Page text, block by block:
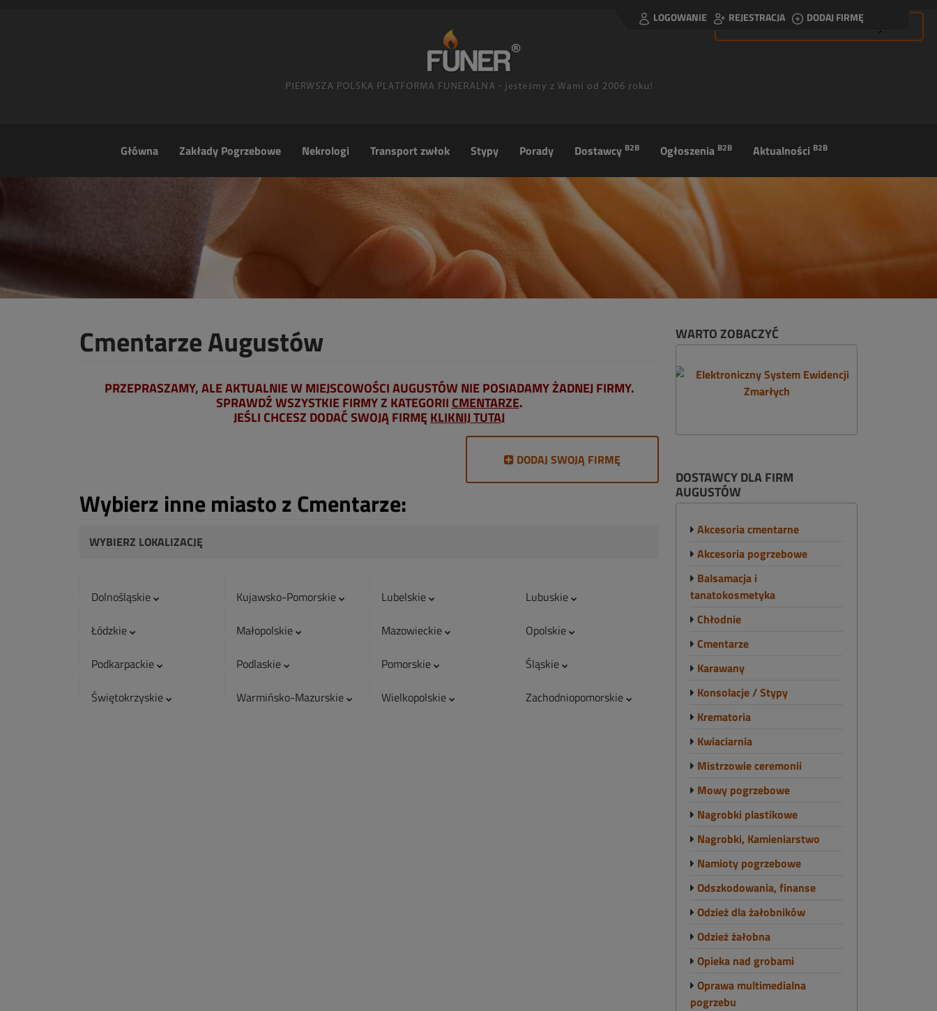
LOGOWANIE REJESTRACJA DODAJ FIRMĘ
Główna Zakłady Pogrzebowe Nekrologi Transport zwłok Stypy Porady Dostawcy B2B Ogłoszenia B2B Aktualności B2B
Cmentarze Augustów
Usuń filtrowanie lokalizacji
PRZEPRASZAMY, ALE AKTUALNIE W MIEJSCOWOŚCI AUGUSTÓW NIE POSIADAMY ŻADNEJ FIRMY.
SPRAWDŹ WSZYSTKIE FIRMY Z KATEGORII CMENTARZE.
JEŚLI CHCESZ DODAĆ SWOJĄ FIRMĘKLIKNIJ TUTAJ
DODAJ SWOJĄ FIRMĘ
Wybierz inne miasto z Cmentarze:
WYBIERZ LOKALIZACJĘ
Dolnośląskie Kujawsko-Pomorskie Lubelskie
Lubuskie
Łódzkie
Małopolskie Mazowieckie
Opolskie
Podkarpackie
Podlaskie Pomorskie
Śląskie
Świętokrzyskie
Warmińsko-Mazurskie Wielkopolskie Zachodniopomorskie
WARTO ZOBACZYĆ
DOSTAWCY DLA FIRM
AUGUSTÓW
Akcesoria cmentarne
Akcesoria pogrzebowe
Balsamacja i
tanatokosmetyka
Chłodnie
Cmentarze
Karawany
Konsolacje / Stypy
Krematoria
Kwiaciarnia
Mistrzowie ceremonii
Mowy pogrzebowe
Nagrobki plastikowe
Nagrobki, Kamieniarstwo
Namioty pogrzebowe
Odszkodowania, finanse
Odzież dla żałobników
Odzież żałobna
Opieka nad grobami
Oprawa multimedialna
pogrzebu